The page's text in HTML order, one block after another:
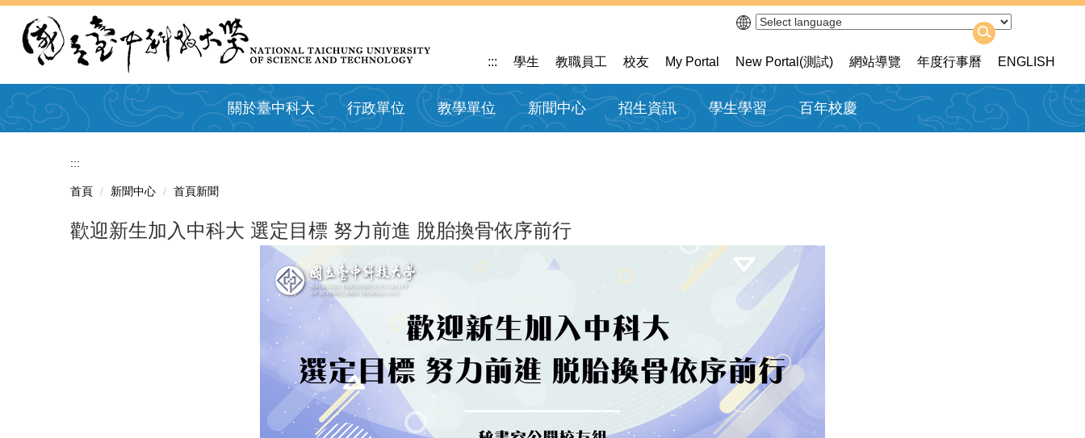
容
區
關於臺中科大 行政單位 教學單位 新聞中心 招生資訊 學生學習 百年校慶
::: 學生 教職員工 校友 My Portal New Portal(測試) 網站導覽 年度行事曆 ENGLISH
:::
首頁 新聞中心 首頁新聞
歡迎新生加入中科大 選定目標 努力前進 脫胎換骨依序前行